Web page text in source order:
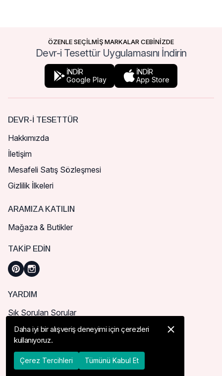
ÖZENLE SEÇİLMİŞ MARKALAR CEBİNİZDE
Devr-i Tesettür Uygulamasını İndirin
İNDİR
Google Play
İNDİR
App Store
DEVR-I TESETTÜR
Hakkımızda
İletişim
Mesafeli Satış Sözleşmesi
Gizlilik İlkeleri
ARAMIZA KATILIN
Mağaza & Butikler
TAKIP EDIN
YARDIM
Sık Sorulan Sorular
Nasıl Sipariş Verebilirim?
Kargo ve Teslimat
İade, İptal ve Değişim
Daha iyi bir alışveriş deneyimi için çerezleri
kullanıyoruz.
Çerez Tercihleri Tümünü Kabul Et